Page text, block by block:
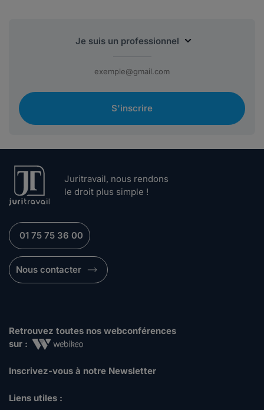
S'inscrire
Juritravail, nous rendons
le droit plus simple !
01 75 75 36 00
Nous contacter
Retrouvez toutes nos webconférences
sur :
Inscrivez-vous à notre Newsletter
Liens utiles :